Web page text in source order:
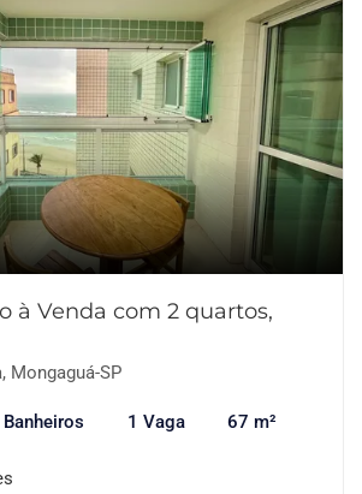
à Venda com 2 quartos,
Mongaguá-SP
1 Vaga 67 m²